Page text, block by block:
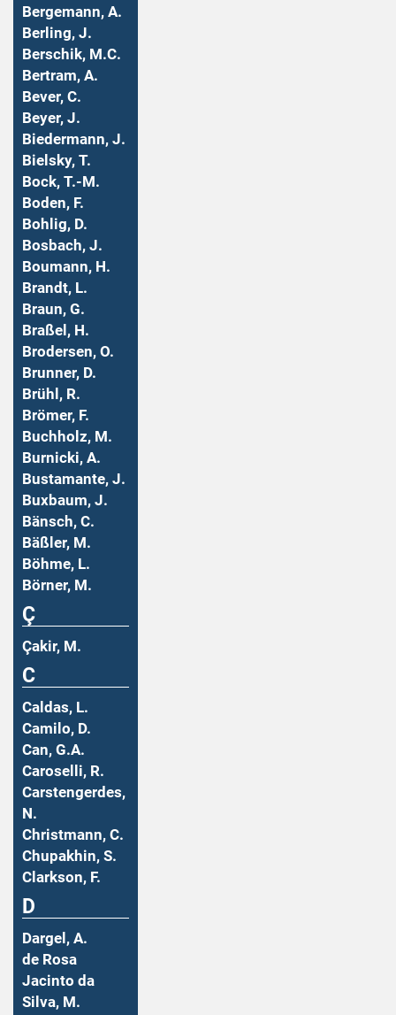
Bergemann, A.
Berling, J.
Berschik, M.C.
Bertram, A.
Bever, C.
Beyer, J.
Biedermann, J.
Bielsky, T.
Bock, T.-M.
Boden, F.
Bohlig, D.
Bosbach, J.
Boumann, H.
Brandt, L.
Braun, G.
Braßel, H.
Brodersen, O.
Brunner, D.
Brühl, R.
Brömer, F.
Buchholz, M.
Burnicki, A.
Bustamante, J.
Buxbaum, J.
Bänsch, C.
Bäßler, M.
Böhme, L.
Börner, M.
Ç
Çakir, M.
C
Caldas, L.
Camilo, D.
Can, G.A.
Caroselli, R.
Carstengerdes,
N.
Christmann, C.
Chupakhin, S.
Clarkson, F.
D
Dargel, A.
de Rosa
Jacinto da
Silva, M.